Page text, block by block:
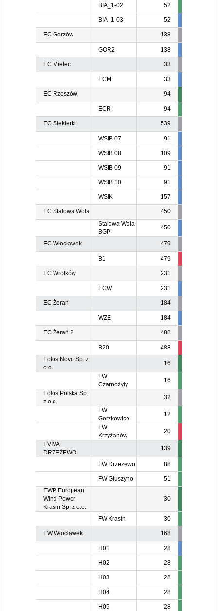
BIA_1-02 52
BIA_1-03 52
EC Gorzów 138
GOR2 138
EC Mielec 33
ECM 33
EC Rzeszów 94
ECR 94
EC Siekierki 539
WSIB 07 91
WSIB 08 109
WSIB 09 91
WSIB 10 91
WSIK 157
EC Stalowa Wola
450
Stalowa Wola
BGP
450
EC Włocławek 479
B1 479
EC Wrotków 231
ECW 231
EC Żerań 184
WZE 184
EC Żerań 2 488
B20 488
Eolos Novo Sp. z
o.o.
16
FW
Czarnożyły
16
Eolos Polska Sp.
z o.o.
32
FW
Gorzkowice
12
FW
Krzyżanów
20
EVIVA
DRZEŻEWO
139
FW Drzezewo 88
FW Gluszyno
51
EWP European
Wind Power
Krasin Sp. z o.o.
30
FW Krasin 30
EW Włocławek 168
H01 28
H02 28
H03 28
H04 28
H05 28